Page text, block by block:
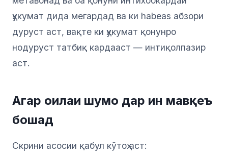
ҳукумат дида мегардад ва ки habeas абзори
дуруст аст, вақте ки ҳукумат қонунро
нодуруст татбиқ кардааст — интиқолпазир
аст.
Агар оилаи шумо дар ин мавқеъ
бошад
Скрини асосии қабул кӯтоҳ аст: